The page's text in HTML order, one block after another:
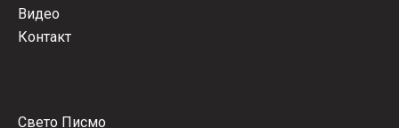
Видео
Контакт
Свето Писмо